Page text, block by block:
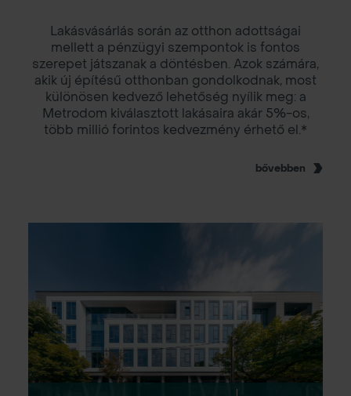
Lakásvásárlás során az otthon adottságai
mellett a pénzügyi szempontok is fontos
szerepet játszanak a döntésben. Azok számára,
akik új építésű otthonban gondolkodnak, most
különösen kedvező lehetőség nyílik meg: a
Metrodom kiválasztott lakásaira akár 5%-os,
több millió forintos kedvezmény érhető el.*
bővebben